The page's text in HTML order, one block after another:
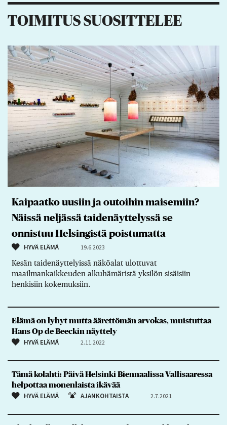
TOIMITUS SUOSITTELEE
Kaipaatko uusiin ja outoihin maisemiin?
Näissä neljässä taidenäyttelyssä se
onnistuu Helsingistä poistumatta
HYVÄ ELÄMÄ 19.6.2023
Kesän taidenäyttelyissä näköalat ulottuvat
maailmankaikkeuden alkuhämäristä yksilön sisäisiin
henkisiin kokemuksiin.
Elämä on lyhyt mutta äärettömän arvokas, muistuttaa
Hans Op de Beeckin näyttely
HYVÄ ELÄMÄ 2.11.2022
Tämä kolahti: Päivä Helsinki Biennaalissa Vallisaaressa
helpottaa monenlaista ikävää
HYVÄ ELÄMÄ AJANKOHTAISTA 2.7.2021